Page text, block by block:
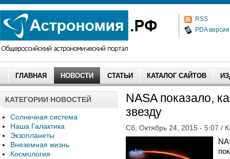
RSS
PDA версия
ГЛАВНАЯ НОВОСТИ СТАТЬИ КАТАЛОГ САЙТОВ
КАТЕГОРИИ НОВОСТЕЙ
Солнечная система
Наша Галактика
Экзопланеты
Внеземная жизнь
Космология
NASA показало,
звезду
Сб, Октябрь 24, 2015 - 5:07 /